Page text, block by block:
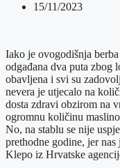
15/11/2023
Iako je ovogodišnja
odgađana dva puta zbog
obavljena i svi su
nevera je utjecalo na
dosta zdravi obzirom na
ogromnu količinu
No, na stablu se nije
prethodne godine, jer
Klepo iz Hrvatske